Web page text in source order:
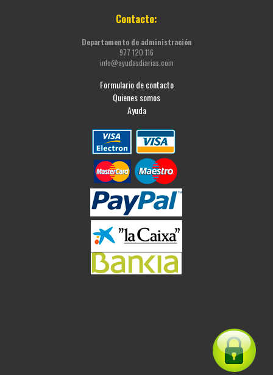
Contacto:
Departamento de administración
977 120 116
info@ayudasdiarias.com
Formulario de contacto
Quienes somos
Ayuda